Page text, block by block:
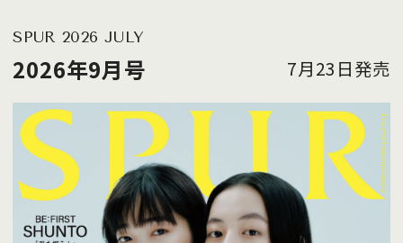
SPUR 2026 JULY
2026年9月号 7月23日発売